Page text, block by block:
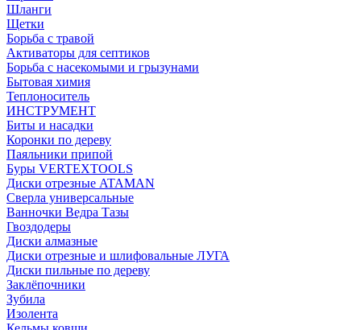
Шланги
Щетки
Борьба с травой
Активаторы для септиков
Борьба с насекомыми и грызунами
Бытовая химия
Теплоноситель
ИНСТРУМЕНТ
Биты и насадки
Коронки по дереву
Паяльники припой
Буры VERTEXTOOLS
Диски отрезные ATAMAN
Сверла универсальные
Ванночки Ведра Тазы
Гвоздодеры
Диски алмазные
Диски отрезные и шлифовальные ЛУГА
Диски пильные по дереву
Заклёпочники
Зубила
Изолента